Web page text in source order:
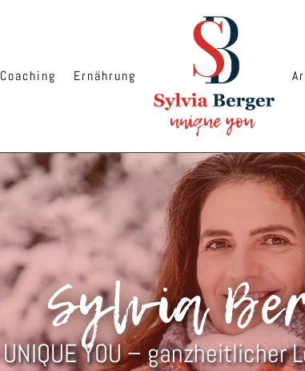
Coaching Ernährung
Sylvia
UNIQUE YOU – ganzheitlicher